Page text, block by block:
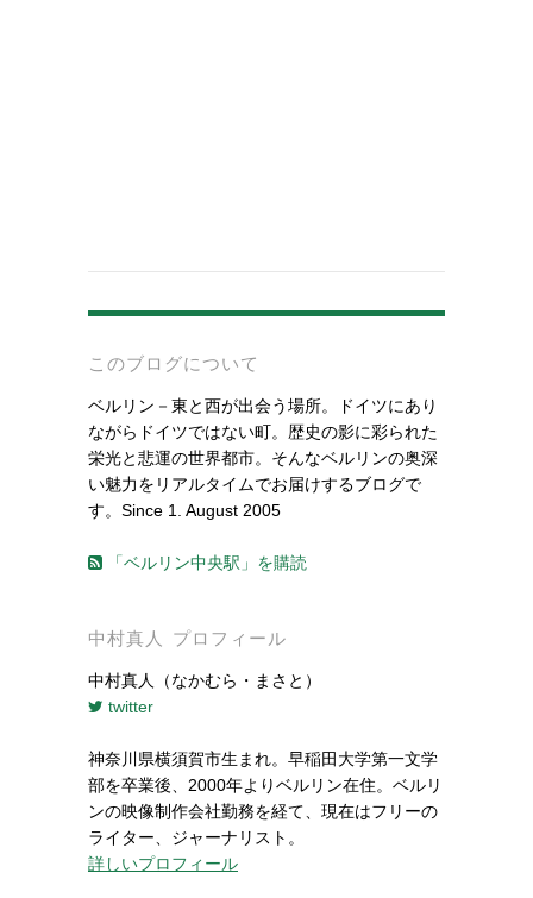
このブログについて
ベルリン－東と西が出会う場所。ドイツにあり
ながらドイツではない町。歴史の影に彩られた
栄光と悲運の世界都市。そんなベルリンの奥深
い魅力をリアルタイムでお届けするブログで
す。Since 1. August 2005
「ベルリン中央駅」を購読
中村真人 プロフィール
中村真人（なかむら・まさと）
twitter
神奈川県横須賀市生まれ。早稲田大学第一文学
部を卒業後、2000年よりベルリン在住。ベルリ
ンの映像制作会社勤務を経て、現在はフリーの
ライター、ジャーナリスト。
詳しいプロフィール